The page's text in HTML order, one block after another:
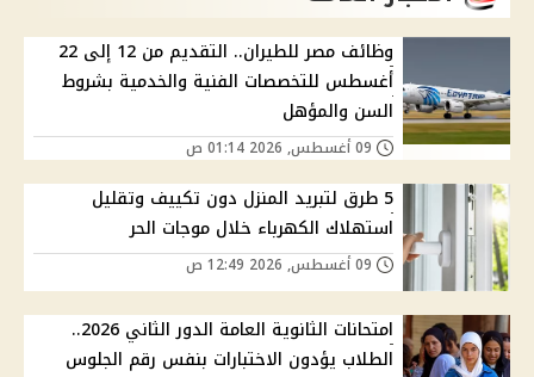
وظائف مصر للطيران.. التقديم من 12 إلى 22
أغسطس للتخصصات الفنية والخدمية بشروط
السن والمؤهل
5 طرق لتبريد المنزل دون تكييف وتقليل
استهلاك الكهرباء خلال موجات الحر
امتحانات الثانوية العامة الدور الثاني 2026..
الطلاب يؤدون الاختبارات بنفس رقم الجلوس